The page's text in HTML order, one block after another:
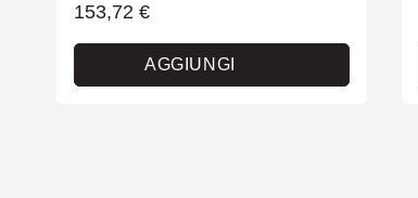
153,72 €
AGGIUNGI